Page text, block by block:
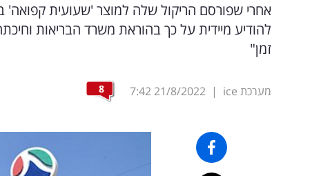
אחרי שפורסם הריקול שלה למוצר 'שעועית
להודיע מיידית על כך בהוראת משרד הבריאות
זמן"
מערכת ice |
21/8/2022
7:42
8